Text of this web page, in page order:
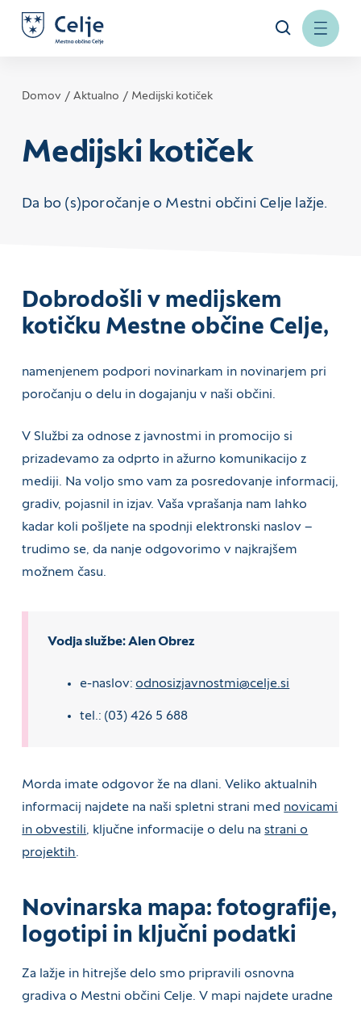
Domov Aktualno Medijski kotiček
Medijski kotiček
Da bo (s)poročanje o Mestni občini Celje lažje.
Dobrodošli v medijskem
kotičku Mestne občine Celje,
namenjenem podpori novinarkam in novinarjem pri
poročanju o delu in dogajanju v naši občini.
V Službi za odnose z javnostmi in promocijo si
prizadevamo za odprto in ažurno komunikacijo z
mediji. Na voljo smo vam za posredovanje informacij,
gradiv, pojasnil in izjav. Vaša vprašanja nam lahko
kadar koli pošljete na spodnji elektronski naslov –
trudimo se, da nanje odgovorimo v najkrajšem
možnem času.
Vodja službe: Alen Obrez
e-naslov: odnosizjavnostmi@celje.si
tel.: (03) 426 5 688
Morda imate odgovor že na dlani. Veliko aktualnih
informacij najdete na naši spletni strani med novicami
in obvestili, ključne informacije o delu nastrani o
projektih.
Novinarska mapa: fotografije,
logotipi in ključni podatki
Za lažje in hitrejše delo smo pripravili osnovna
gradiva o Mestni občini Celje. V mapi najdete uradne